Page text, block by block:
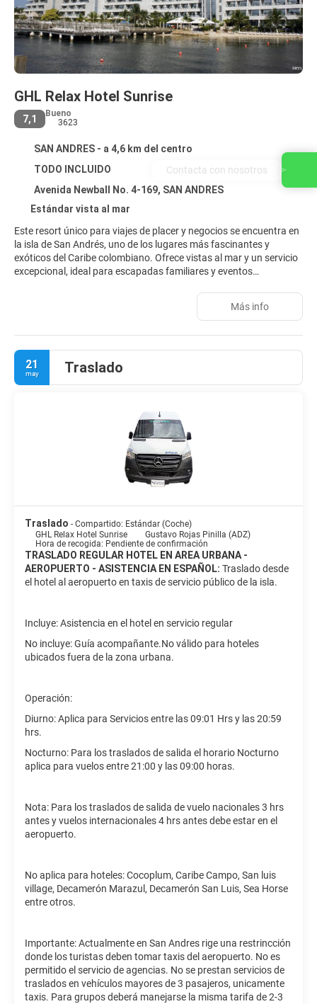
GHL Relax Hotel Sunrise
7,1
Bueno
3623
SAN ANDRES - a 4,6 km del centro
TODO INCLUIDO
Avenida Newball No. 4-169, SAN ANDRES
Estándar vista al mar
Este resort único para viajes de placer y negocios se encuentra en
la isla de San Andrés, uno de los lugares más fascinantes y
exóticos del Caribe colombiano. Ofrece vistas al mar y un servicio
excepcional, ideal para escapadas familiares y eventos
centro de negocios totalmente equipado, una pequeña sala de
conferencias y salones para reuniones con capacidad para hasta
las 36 con vista a la ciudad están impecablemente decoradas.
Están diseñadas y equipadas para satisfacer las expectativas
más exigentes. Los huéspedes pueden cenar en el restaurante y
pasar la noche en la discoteca. Quienes lleguen en coche pueden
Más info
21
may Traslado
Traslado - Compartido: Estándar (Coche)
GHL Relax Hotel Sunrise
Gustavo Rojas Pinilla (ADZ)
Hora de recogida: Pendiente de confirmación
TRASLADO REGULAR HOTEL EN AREA URBANA -
AEROPUERTO - ASISTENCIA EN ESPAÑOL: Traslado desde
el hotel al aeropuerto en taxis de servicio público de la isla.
Incluye: Asistencia en el hotel en servicio regular
No incluye: Guía acompañante.No válido para hoteles
ubicados fuera de la zona urbana.
Operación:
Diurno: Aplica para Servicios entre las 09:01 Hrs y las 20:59
hrs.
Nocturno: Para los traslados de salida el horario Nocturno
aplica para vuelos entre 21:00 y las 09:00 horas.
Nota: Para los traslados de salida de vuelo nacionales 3 hrs
antes y vuelos internacionales 4 hrs antes debe estar en el
aeropuerto.
No aplica para hoteles: Cocoplum, Caribe Campo, San luis
village, Decamerón Marazul, Decamerón San Luis, Sea Horse
entre otros.
Importante: Actualmente en San Andres rige una restrincción
donde los turistas deben tomar taxis del aeropuerto. No es
permitido el servicio de agencias. No se prestan servicios de
traslados en vehículos mayores de 3 pasajeros, unicamente
taxis. Para grupos deberá manejarse la misma tarifa de 2-3
Contacta con nosotros